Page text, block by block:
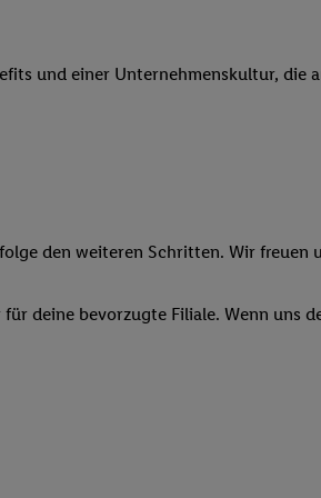
und einer Unternehmenskultur, die
den weiteren Schritten. Wir freuen
deine bevorzugte Filiale. Wenn uns
(„Utiq“) und Ihrem
wie z.B. Ihrer Mobilfunknummer, eine
der Utiq-Technologie - zusätzlich zur
der Telekommunikations-basierten
(nur für die Lidl-Dienste) widerrufen.
auch zur Speicherdauer der